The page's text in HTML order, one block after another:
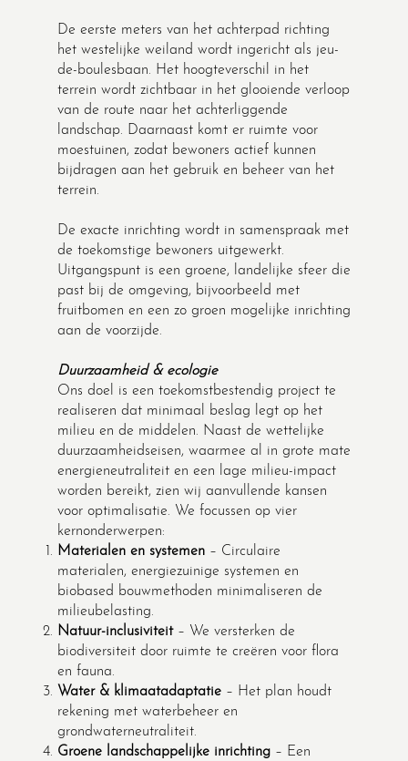
De eerste meters van het achterpad richting
het westelijke weiland wordt ingericht als jeu-
de-boulesbaan. Het hoogteverschil in het
terrein wordt zichtbaar in het glooiende verloop
van de route naar het achterliggende
landschap. Daarnaast komt er ruimte voor
moestuinen, zodat bewoners actief kunnen
bijdragen aan het gebruik en beheer van het
terrein.
De exacte inrichting wordt in samenspraak met
de toekomstige bewoners uitgewerkt.
Uitgangspunt is een groene, landelijke sfeer die
past bij de omgeving, bijvoorbeeld met
fruitbomen en een zo groen mogelijke inrichting
aan de voorzijde.
Duurzaamheid & ecologie
Ons doel is een toekomstbestendig project te
realiseren dat minimaal beslag legt op het
milieu en de middelen. Naast de wettelijke
duurzaamheidseisen, waarmee al in grote mate
energieneutraliteit en een lage milieu-impact
worden bereikt, zien wij aanvullende kansen
voor optimalisatie. We focussen op vier
kernonderwerpen:
Materialen en systemen– Circulaire
materialen, energiezuinige systemen en
biobased bouwmethoden minimaliseren de
milieubelasting.
Natuur-inclusiviteit– We versterken de
biodiversiteit door ruimte te creëren voor flora
en fauna.
Water & klimaatadaptatie– Het plan houdt
rekening met waterbeheer en
grondwaterneutraliteit.
Groene landschappelijke inrichting– Een